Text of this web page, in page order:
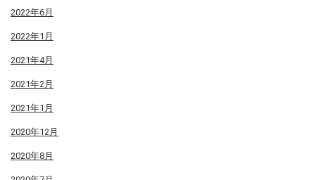
2022年6月
2022年1月
2021年4月
2021年2月
2021年1月
2020年12月
2020年8月